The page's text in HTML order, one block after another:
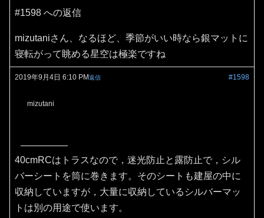
#1598 への返信
mizutaniさん、なるほど、季節がいい時なら銀マットに
寝転がって眺める星空は極楽ですね
2019年9月4日 6:10 PM #1598
返信
mizutani
40cmRCはトラスなので，迷光防止と露防止で，シル
バーシートを筒に巻きます。そのシートも建屋の中に
収納していますが，大量に収納しているシルバーマッ
トは別の用途で使います。